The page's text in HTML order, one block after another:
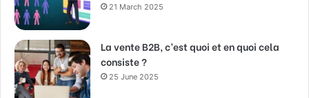
21 March 2025
La vente B2B, c’est quoi et en quoi cela
consiste ?
25 June 2025